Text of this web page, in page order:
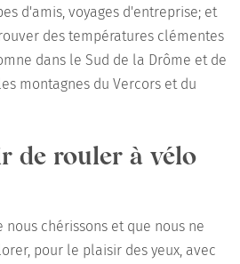
d'amis, voyages d'entreprise; et
des températures clémentes
dans le Sud de la Drôme et de
montagnes du Vercors et du
de rouler à vélo
nous chérissons et que nous ne
pour le plaisir des yeux, avec